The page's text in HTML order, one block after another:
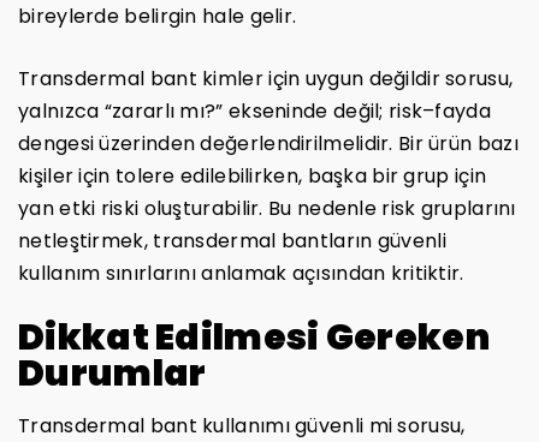
bireylerde belirgin hale gelir.
Transdermal bant kimler için uygun değildir sorusu,
yalnızca “zararlı mı?” ekseninde değil; risk–fayda
dengesi üzerinden değerlendirilmelidir. Bir ürün bazı
kişiler için tolere edilebilirken, başka bir grup için
yan etki riski oluşturabilir. Bu nedenle risk gruplarını
netleştirmek, transdermal bantların güvenli
kullanım sınırlarını anlamak açısından kritiktir.
Dikkat Edilmesi Gereken
Durumlar
Transdermal bant kullanımı güvenli mi sorusu,